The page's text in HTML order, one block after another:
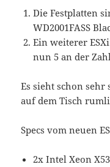
Die Festplatten
WD2001FASS
Ein weiterer
nun 5 an der
Es sieht schon sehr
auf dem Tisch
Specs vom neuen
2x Intel Xeon